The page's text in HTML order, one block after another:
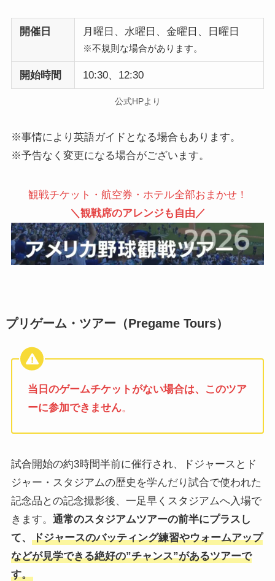
開催日 月曜日、水曜日、金曜日、日曜日
※不規則な場合があります。
開始時間 10:30、12:30
公式HPより
※事情により英語ガイドとなる場合もあります。
※予告なく変更になる場合がございます。
観戦チケット・航空券・ホテル全部おまかせ！
＼観戦席のアレンジも自由／
プリゲーム・ツアー（Pregame Tours）
当日のゲームチケットがない場合は、このツア
ーに参加できません。
試合開始の約3時間半前に催行され、ドジャースとド
ジャー・スタジアムの歴史を学んだり試合で使われた
記念品との記念撮影後、一足早くスタジアムへ入場で
きます。 通常のスタジアムツアーの前半にプラスし
て、
ドジャースのバッティング練習やウォームアップ
などが見学できる絶好の”チャンス”があるツアーで
す。